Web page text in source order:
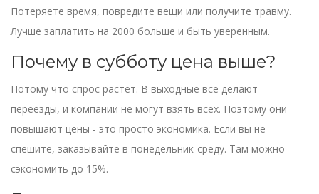
Потеряете время, повредите вещи или получите травму.
Лучше заплатить на 2000 больше и быть уверенным.
Почему в субботу цена выше?
Потому что спрос растёт. В выходные все делают
переезды, и компании не могут взять всех. Поэтому они
повышают цены - это просто экономика. Если вы не
спешите, заказывайте в понедельник-среду. Там можно
сэкономить до 15%.